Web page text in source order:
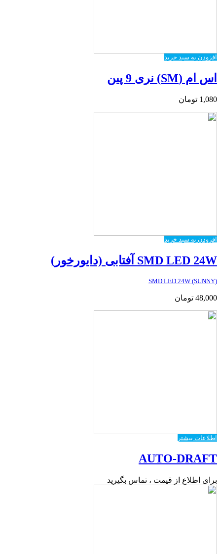
افزودن به سبد خرید
اس ام (SM) نری 9 پین
1,080 تومان
افزودن به سبد خرید
SMD LED 24W آفتابی (دایورخور)
SMD LED 24W (SUNNY)
48,000 تومان
اطلاعات بیشتر
AUTO-DRAFT
برای اطلاع از قیمت ، تماس بگیرید